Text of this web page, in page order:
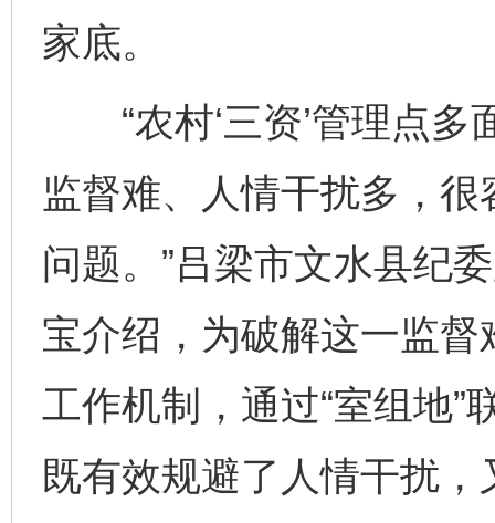
家底。
“农村‘三资’管理点多
监督难、人情干扰多，
问题。”吕梁市文水县纪
宝介绍，为破解这一监
工作机制，通过“室组地”
既有效规避了人情干扰